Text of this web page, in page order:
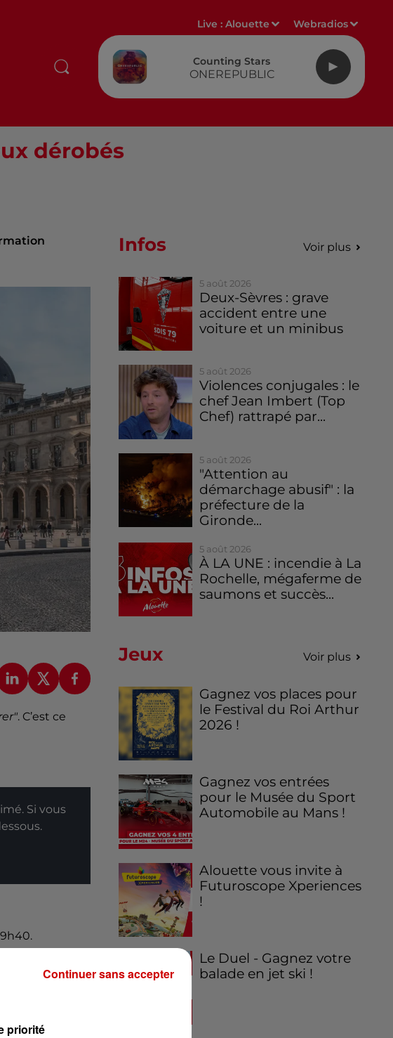
Live :Alouette Webradios
Counting Stars
ONEREPUBLIC
dérobés
. C’est ce
Si vous
de France.
Infos Voir plus
5 août 2026
Deux-Sèvres : grave
accident entre une
voiture et un minibus
5 août 2026
Violences conjugales : le
chef Jean Imbert (Top
Chef) rattrapé par...
5 août 2026
"Attention au
démarchage abusif" : la
préfecture de la
Gironde...
5 août 2026
À LA UNE : incendie à La
Rochelle, mégaferme de
saumons et succès...
Jeux Voir plus
Gagnez vos places pour
le Festival du Roi Arthur
2026 !
Gagnez vos entrées
pour le Musée du Sport
Automobile au Mans !
Alouette vous invite à
Futuroscope Xperiences
!
Le Duel - Gagnez votre
balade en jet ski !
priorité
Continuer sans accepter